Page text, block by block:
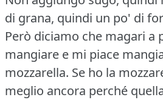
di grana, quindi un po' di
Però diciamo che magari a
mangiare e mi piace
mozzarella. Se ho la
meglio ancora perché